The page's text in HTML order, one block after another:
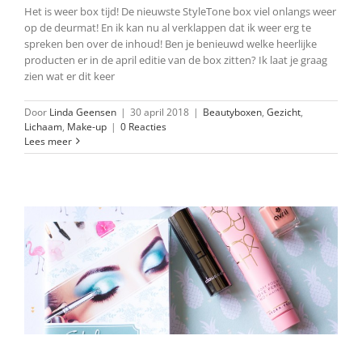
Het is weer box tijd! De nieuwste StyleTone box viel onlangs weer
op de deurmat! En ik kan nu al verklappen dat ik weer erg te
spreken ben over de inhoud! Ben je benieuwd welke heerlijke
producten er in de april editie van de box zitten? Ik laat je graag
zien wat er dit keer
Door Linda Geensen | 30 april 2018 | Beautyboxen, Gezicht,
Lichaam, Make-up | 0 Reacties
Lees meer